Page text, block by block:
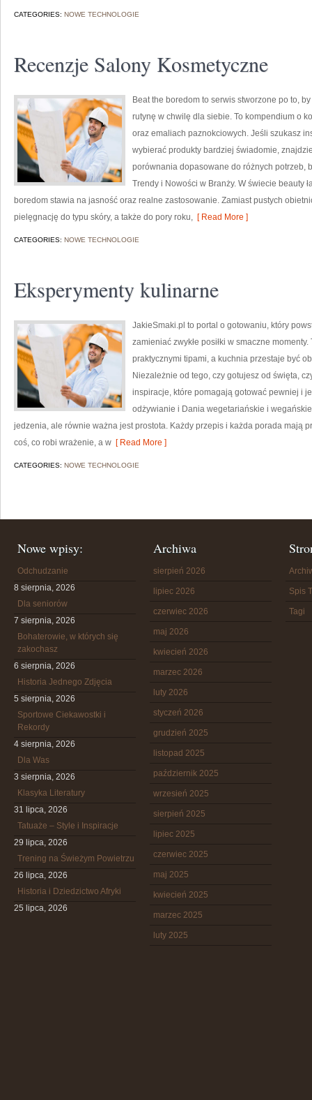
CATEGORIES: NOWE TECHNOLOGIE
Recenzje Salony Kosmetyczne
Beat the boredom to serwis stworzone po to,
rutynę w chwilę dla siebie. To kompendium o
oraz emaliach paznokciowych. Jeśli szukasz
wybierać produkty bardziej świadomie,
porównania dopasowane do różnych potrzeb,
Trendy i Nowości w Branży. W świecie beauty
boredom stawia na jasność oraz realne zastosowanie. Zamiast pustych
pielęgnację do typu skóry, a także do pory roku, [ Read More ]
CATEGORIES: NOWE TECHNOLOGIE
Eksperymenty kulinarne
JakieSmaki.pl to portal o gotowaniu, który
zamieniać zwykłe posiłki w smaczne
praktycznymi tipami, a kuchnia przestaje być
Niezależnie od tego, czy gotujesz od święta,
inspiracje, które pomagają gotować pewniej i
odżywianie i Dania wegetariańskie i
jedzenia, ale równie ważna jest prostota. Każdy przepis i każda porada mają
coś, co robi wrażenie, a w [ Read More ]
CATEGORIES: NOWE TECHNOLOGIE
Nowe wpisy:
Odchudzanie
8 sierpnia, 2026
Dla seniorów
7 sierpnia, 2026
Bohaterowie, w których się
zakochasz
6 sierpnia, 2026
Historia Jednego Zdjęcia
5 sierpnia, 2026
Sportowe Ciekawostki i
Rekordy
4 sierpnia, 2026
Dla Was
3 sierpnia, 2026
Klasyka Literatury
31 lipca, 2026
Tatuaże – Style i Inspiracje
29 lipca, 2026
Trening na Świeżym Powietrzu
26 lipca, 2026
Historia i Dziedzictwo Afryki
25 lipca, 2026
Archiwa
sierpień 2026
lipiec 2026
czerwiec 2026
maj 2026
kwiecień 2026
marzec 2026
luty 2026
styczeń 2026
grudzień 2025
listopad 2025
październik 2025
wrzesień 2025
sierpień 2025
lipiec 2025
czerwiec 2025
maj 2025
kwiecień 2025
marzec 2025
luty 2025
Spis
Tagi